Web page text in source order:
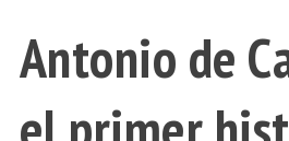
Antonio de